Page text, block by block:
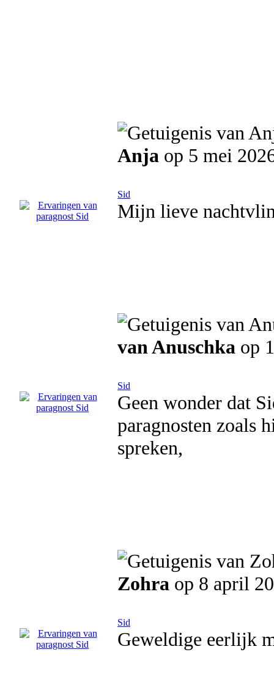
Anja op 5 mei
Sid
Mijn lieve
van Anuschka op
Sid
Geen wonder dat
paragnosten zoals
spreken,
Zohra op 8 april
Sid
Geweldige eerlijk